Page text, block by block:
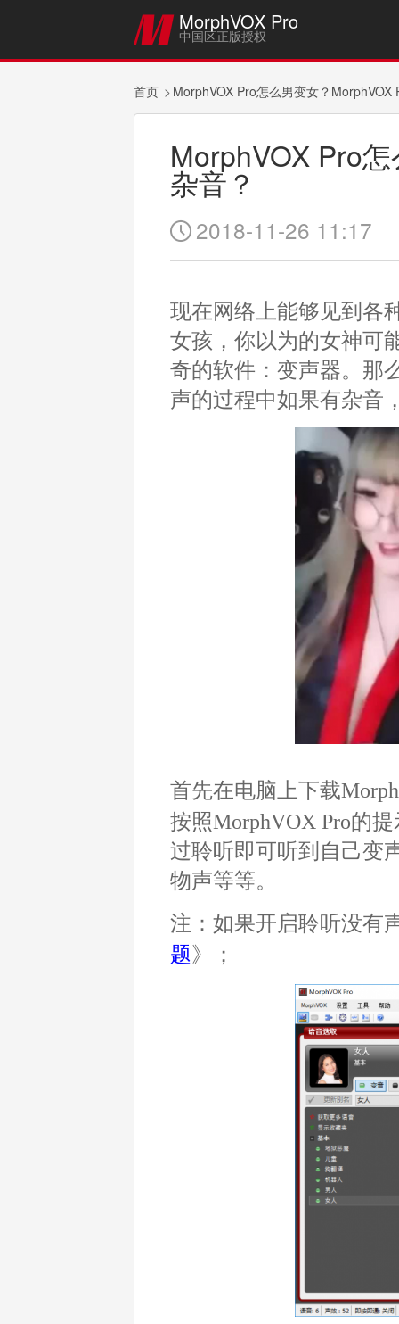
 MorphVOX Pro
中国区正版授权
首页 MorphVOX Pro怎么男变女？MorphVOX
MorphVOX Pro
杂音？
 2018-11-26 11:17
现在网络上能够见到各
女孩，你以为的女神可
奇的软件：变声器。那
声的过程中如果有杂音
首先在电脑上下载
按照MorphVOX Pro的
过聆听即可听到自己变
物声等等。
注：如果开启聆听没有
题》；